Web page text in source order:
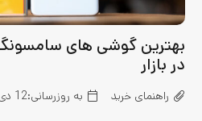
در بازار
راهنمای خرید به روزرسانی:12 دی 1402